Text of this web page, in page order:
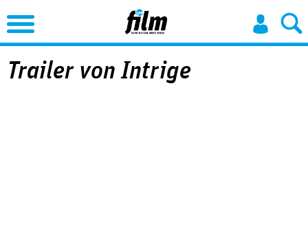
Jump to Navigation
Trailer von Intrige